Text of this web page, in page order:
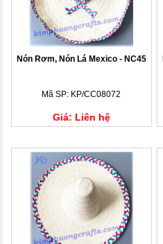
Nón Rơm, Nón Lá Mexico - NC45
Mã SP: KP/CC08072
Giá: Liên hệ